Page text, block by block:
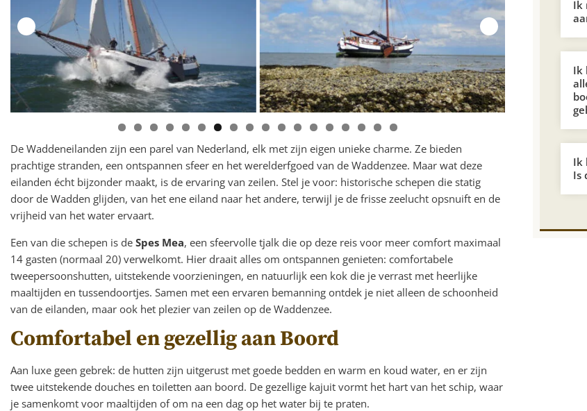
De Waddeneilanden zijn een parel van Nederland, elk met zijn eigen unieke charme. Ze bieden
prachtige stranden, een ontspannen sfeer en het werelderfgoed van de Waddenzee. Maar wat deze
eilanden écht bijzonder maakt, is de ervaring van zeilen. Stel je voor: historische schepen die statig
door de Wadden glijden, van het ene eiland naar het andere, terwijl je de frisse zeelucht opsnuift en de
vrijheid van het water ervaart.
Een van die schepen is de Spes Mea, een sfeervolle tjalk die op deze reis voor meer comfort maximaal
14 gasten (normaal 20) verwelkomt. Hier draait alles om ontspannen genieten: comfortabele
tweepersoonshutten, uitstekende voorzieningen, en natuurlijk een kok die je verrast met heerlijke
maaltijden en tussendoortjes. Samen met een ervaren bemanning ontdek je niet alleen de schoonheid
van de eilanden, maar ook het plezier van zeilen op de Waddenzee.
Comfortabel en gezellig aan Boord
Aan luxe geen gebrek: de hutten zijn uitgerust met goede bedden en warm en koud water, en er zijn
twee uitstekende douches en toiletten aan boord. De gezellige kajuit vormt het hart van het schip, waar
je samenkomt voor maaltijden of om na een dag op het water bij te praten.
Ik
Ik
Ik
Is